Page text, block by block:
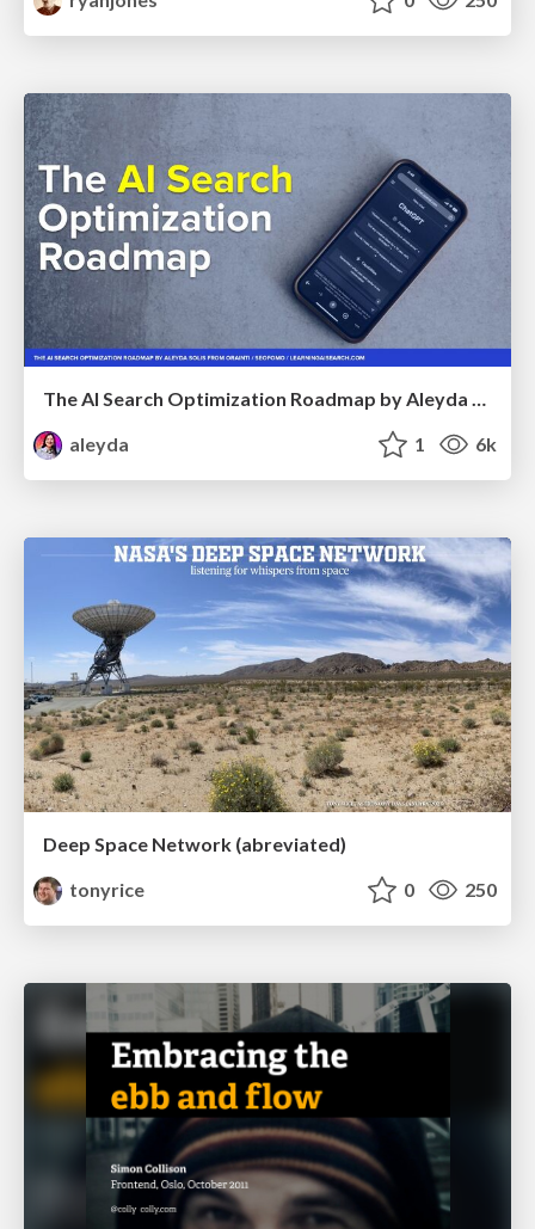
The AI Search Optimization Roadmap by Aleyda Solis
aleyda
1 6k
Deep Space Network (abreviated)
tonyrice
0 250